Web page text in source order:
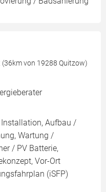
von 19288 Quitzow)
Installation, Aufbau /
Wartung /
/ PV Batterie,
Vor-Ort
(iSFP)